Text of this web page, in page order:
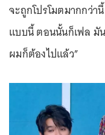
จะถูกโปรโมตมากกว่า
แบบนี้ ตอนนั้นก็เฟล มั
ผมก็ต้องไปแล้ว”